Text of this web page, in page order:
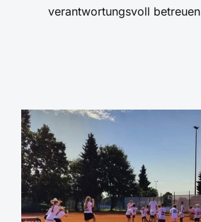
verantwortungsvoll betreuen